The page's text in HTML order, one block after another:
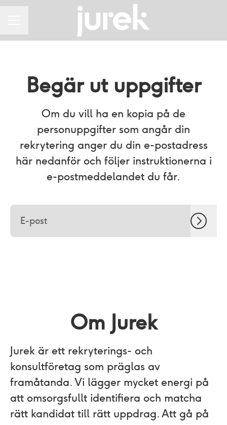
Begär ut uppgifter
Om du vill ha en kopia på de
personuppgifter som angår din
rekrytering anger du din e-postadress
här nedanför och följer instruktionerna i
e-postmeddelandet du får.
Om Jurek
Jurek är ett rekryterings- och
konsultföretag som präglas av
framåtanda. Vi lägger mycket energi på
att omsorgsfullt identifiera och matcha
rätt kandidat till rätt uppdrag. Att gå på